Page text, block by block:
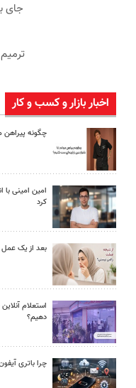
اخبار بازار و کسب و کار
چگونه پیراهن
امین امینی
کرد
بعد از یک عمل
استعلام
دهیم؟
چرا باتری آیفون